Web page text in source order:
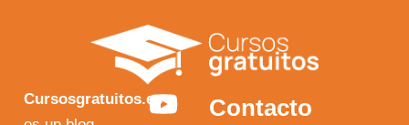
Cursosgratuitos.esY
F
I
X
Contacto